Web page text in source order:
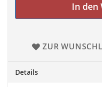
In den
ZUR
Details